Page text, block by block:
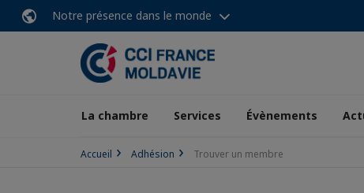
Notre présence dans le monde
La chambre Services Évènements
Accueil Adhésion Trouver un membre